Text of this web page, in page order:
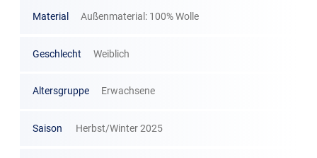
Material Außenmaterial: 100% Wolle
Geschlecht Weiblich
Altersgruppe Erwachsene
Saison Herbst/Winter 2025